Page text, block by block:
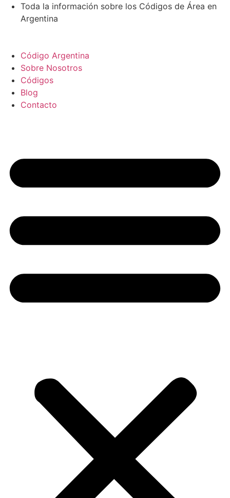
Toda la información sobre los Códigos de Área en
Argentina
Código Argentina
Sobre Nosotros
Códigos
Blog
Contacto